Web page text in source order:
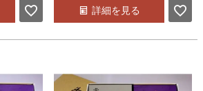
詳細を見る